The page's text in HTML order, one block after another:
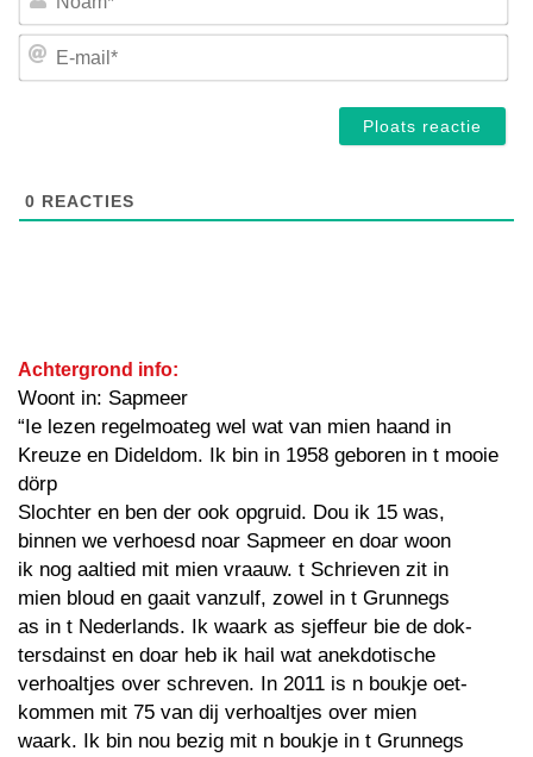
E-
0 REACTIES
Achtergrond info:
Woont in: Sapmeer
“Ie lezen regelmoateg wel wat van mien haand in
Kreuze en Dideldom. Ik bin in 1958 geboren in t mooie
dörp
Slochter en ben der ook opgruid. Dou ik 15 was,
binnen we verhoesd noar Sapmeer en doar woon
ik nog aaltied mit mien vraauw. t Schrieven zit in
mien bloud en gaait vanzulf, zowel in t Grunnegs
as in t Nederlands. Ik waark as sjeffeur bie de dok-
tersdainst en doar heb ik hail wat anekdotische
verhoaltjes over schreven. In 2011 is n boukje oet-
kommen mit 75 van dij verhoaltjes over mien
waark. Ik bin nou bezig mit n boukje in t Grunnegs